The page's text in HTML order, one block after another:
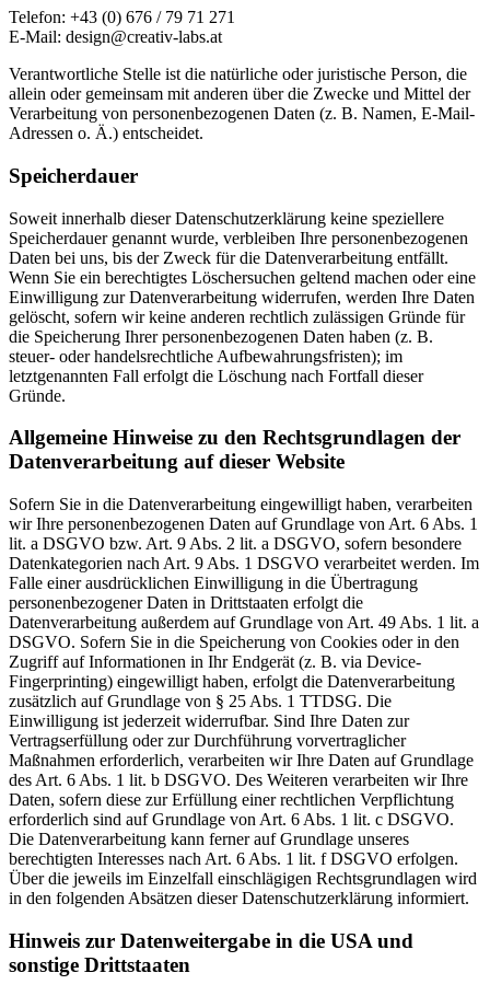
Telefon: +43 (0) 676 / 79 71 271
E-Mail: design@creativ-labs.at
Verantwortliche Stelle ist die natürliche oder juristische Person, die
allein oder gemeinsam mit anderen über die Zwecke und Mittel der
Verarbeitung von personenbezogenen Daten (z. B. Namen, E-Mail-
Adressen o. Ä.) entscheidet.
Speicherdauer
Soweit innerhalb dieser Datenschutzerklärung keine speziellere
Speicherdauer genannt wurde, verbleiben Ihre personenbezogenen
Daten bei uns, bis der Zweck für die Datenverarbeitung entfällt.
Wenn Sie ein berechtigtes Löschersuchen geltend machen oder eine
Einwilligung zur Datenverarbeitung widerrufen, werden Ihre Daten
gelöscht, sofern wir keine anderen rechtlich zulässigen Gründe für
die Speicherung Ihrer personenbezogenen Daten haben (z. B.
steuer- oder handelsrechtliche Aufbewahrungsfristen); im
letztgenannten Fall erfolgt die Löschung nach Fortfall dieser
Gründe.
Allgemeine Hinweise zu den Rechtsgrundlagen der
Datenverarbeitung auf dieser Website
Sofern Sie in die Datenverarbeitung eingewilligt haben, verarbeiten
wir Ihre personenbezogenen Daten auf Grundlage von Art. 6 Abs. 1
lit. a DSGVO bzw. Art. 9 Abs. 2 lit. a DSGVO, sofern besondere
Datenkategorien nach Art. 9 Abs. 1 DSGVO verarbeitet werden. Im
Falle einer ausdrücklichen Einwilligung in die Übertragung
personenbezogener Daten in Drittstaaten erfolgt die
Datenverarbeitung außerdem auf Grundlage von Art. 49 Abs. 1 lit. a
DSGVO. Sofern Sie in die Speicherung von Cookies oder in den
Zugriff auf Informationen in Ihr Endgerät (z. B. via Device-
Fingerprinting) eingewilligt haben, erfolgt die Datenverarbeitung
zusätzlich auf Grundlage von § 25 Abs. 1 TTDSG. Die
Einwilligung ist jederzeit widerrufbar. Sind Ihre Daten zur
Vertragserfüllung oder zur Durchführung vorvertraglicher
Maßnahmen erforderlich, verarbeiten wir Ihre Daten auf Grundlage
des Art. 6 Abs. 1 lit. b DSGVO. Des Weiteren verarbeiten wir Ihre
Daten, sofern diese zur Erfüllung einer rechtlichen Verpflichtung
erforderlich sind auf Grundlage von Art. 6 Abs. 1 lit. c DSGVO.
Die Datenverarbeitung kann ferner auf Grundlage unseres
berechtigten Interesses nach Art. 6 Abs. 1 lit. f DSGVO erfolgen.
Über die jeweils im Einzelfall einschlägigen Rechtsgrundlagen wird
in den folgenden Absätzen dieser Datenschutzerklärung informiert.
Hinweis zur Datenweitergabe in die USA und
sonstige Drittstaaten